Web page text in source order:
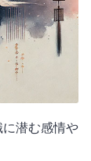
に潜む感情や